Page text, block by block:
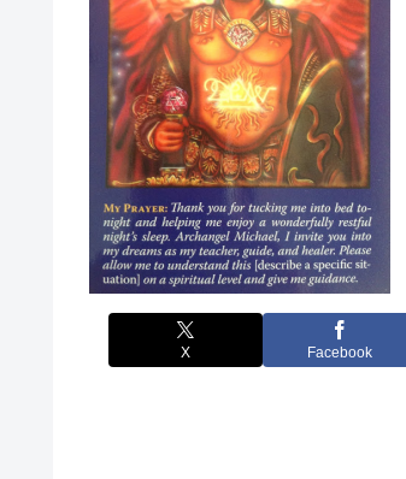
X Facebook